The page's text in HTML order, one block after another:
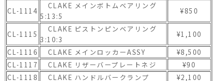
CL-1114
CLAKE メインボトムベアリング
5:13:5
¥850
CL-1115
CLAKE ピストンピンベアリング
3:10:3
¥1,100
CL-1116
CLAKE メインロッカーASSY
¥8,500
CL-1117
CLAKE リザーバープレートネジ
¥90
CL-1118
CLAKE ハンドルバークランプ
¥2,100